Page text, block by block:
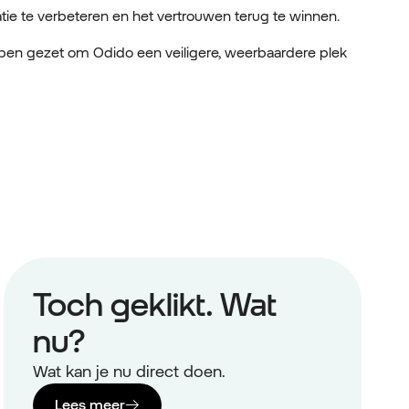
te verbeteren en het vertrouwen terug te winnen.
gezet om Odido een veiligere, weerbaardere plek
Toch geklikt. Wat
nu?
Wat kan je nu direct doen.
Lees meer